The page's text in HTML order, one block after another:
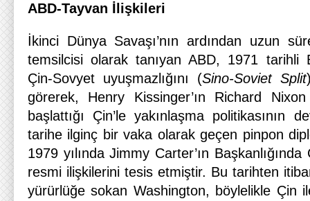
ABD-Tayvan İlişkileri
İkinci Dünya Savaşı’nın ardından uzun
temsilcisi olarak tanıyan ABD, 1971 tarihli
Çin-Sovyet uyuşmazlığını (Sino-Soviet Split
görerek, Henry Kissinger’ın Richard Nixon
başlattığı Çin’le yakınlaşma politikasının
tarihe ilginç bir vaka olarak geçen pinpon
1979 yılında Jimmy Carter’ın
resmi ilişkilerini tesis etmiştir. Bu tarihten
yürürlüğe sokan Washington, böylelikle Çin